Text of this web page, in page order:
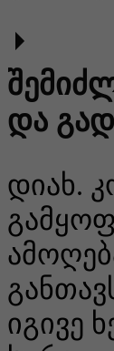
და
დიახ.
იგივე